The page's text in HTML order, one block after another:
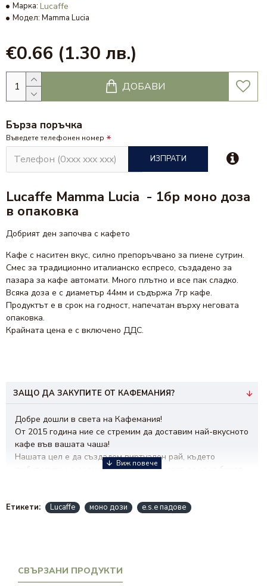
Марка: Lucaffe
Модел: Mamma Lucia
€0.66 (1.30 лв.)
ДОБАВИ
Бърза поръчка
Въведете телефонен номер
ИЗПРАТИ
Lucaffe Mamma Lucia - 1бр моно доза
в опаковка
Добрият ден започва с кафето
Кафе с наситен вкус, силно препоръчвано за пиене сутрин.
Смес за традиционно италианско еспресо, създадено за
пазара за кафе автомати. Много плътно и все пак сладко.
Всяка доза е с диаметър 44мм и съдържа 7гр кафе.
Продуктът е в срок на годност, напечатан върху неговата
опаковка.
Крайната цена е с включено ДДС.
ЗАЩО ДА ЗАКУПИТЕ ОТ КАФЕМАНИЯ?
Добре дошли в света на Кафемания!
От 2015 година ние се стремим да доставим най-вкусното
кафе във вашата чаша!
Нашата цел е да създадем виртуален рай, където
любителите на ароматната напитка могат да се събират,
Визията ни е да бъдем водещ бранд при избора на кафе!
намерите богато разнообразие за вашето удоволствие.
Етикети: Lucaffe моно дози e.s.e падове
СВЪРЗАНИ ПРОДУКТИ